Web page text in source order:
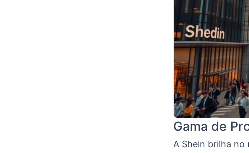
Gama de
A Shein brilha no